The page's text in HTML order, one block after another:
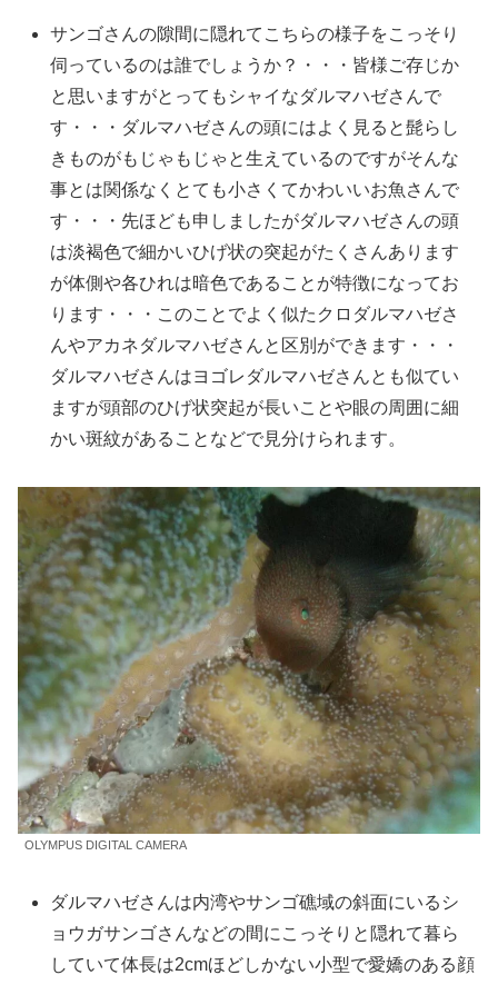
サンゴさんの隙間に隠れてこちらの様子をこっそり
伺っているのは誰でしょうか？・・・皆様ご存じか
と思いますがとってもシャイなダルマハゼさんで
す・・・ダルマハゼさんの頭にはよく見ると髭らし
きものがもじゃもじゃと生えているのですがそんな
事とは関係なくとても小さくてかわいいお魚さんで
す・・・先ほども申しましたがダルマハゼさんの頭
は淡褐色で細かいひげ状の突起がたくさんあります
が体側や各ひれは暗色であることが特徴になってお
ります・・・このことでよく似たクロダルマハゼさ
んやアカネダルマハゼさんと区別ができます・・・
ダルマハゼさんはヨゴレダルマハゼさんとも似てい
ますが頭部のひげ状突起が長いことや眼の周囲に細
かい斑紋があることなどで見分けられます。
OLYMPUS DIGITAL CAMERA
ダルマハゼさんは内湾やサンゴ礁域の斜面にいるシ
ョウガサンゴさんなどの間にこっそりと隠れて暮ら
していて体長は2cmほどしかない小型で愛嬌のある顔